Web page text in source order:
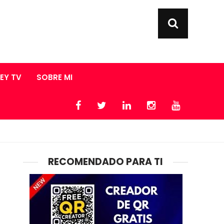
TV SOBRE MI
RECOMENDADO PARA TI